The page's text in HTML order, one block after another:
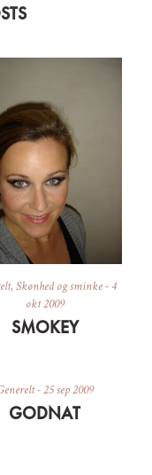
,Skønhed og sminke-4
okt 2009
SMOKEY
-25 sep 2009
GODNAT